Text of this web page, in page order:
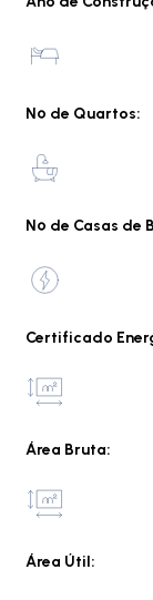
Nº de Quartos:
Nº de Casas de
Certificado
Área Bruta:
Área Útil: